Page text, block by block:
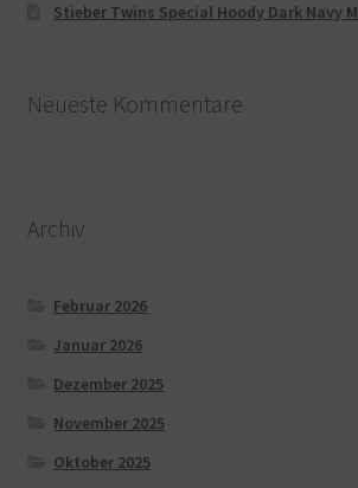
Stieber Twins Special Hoody Dark Navy M
Neueste Kommentare
Archiv
Februar 2026
Januar 2026
Dezember 2025
November 2025
Oktober 2025